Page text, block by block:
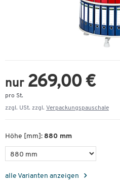
nur 269,00 €
pro St.
zzgl. USt. zzgl. Verpackungspauschale
Höhe [mm]: 880 mm
alle Varianten anzeigen